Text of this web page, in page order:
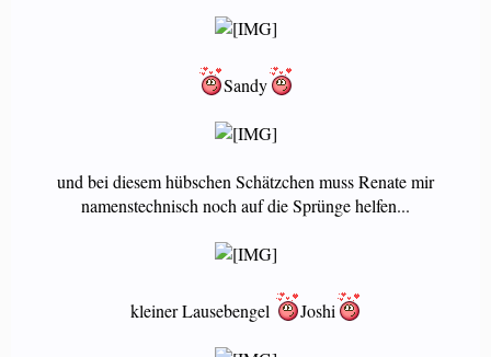
Sandy
und bei diesem hübschen Schätzchen muss Renate mir
namenstechnisch noch auf die Sprünge helfen...
kleiner Lausebengel Joshi